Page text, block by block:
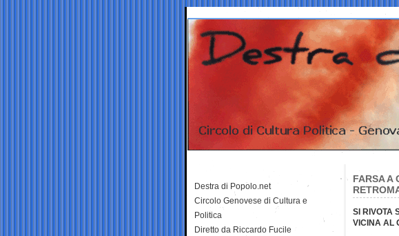
FARSA A
SI RIVOTA
VICINA AL
Destra di Popolo.net
Circolo Genovese di Cultura e
Politica
Diretto da Riccardo Fucile